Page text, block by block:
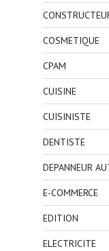
COSMETIQUE
CPAM
CUISINE
CUISINISTE
DENTISTE
DEPANNEUR
E-COMMERCE
EDITION
ELECTRICITE